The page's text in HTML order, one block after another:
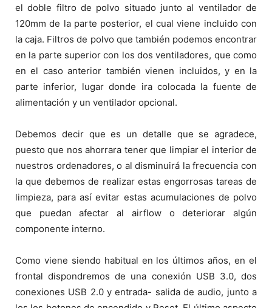
el doble filtro de polvo situado junto al ventilador de
120mm de la parte posterior, el cual viene incluido con
la caja. Filtros de polvo que también podemos encontrar
en la parte superior con los dos ventiladores, que como
en el caso anterior también vienen incluidos, y en la
parte inferior, lugar donde ira colocada la fuente de
alimentación y un ventilador opcional.
Debemos decir que es un detalle que se agradece,
puesto que nos ahorrara tener que limpiar el interior de
nuestros ordenadores, o al disminuirá la frecuencia con
la que debemos de realizar estas engorrosas tareas de
limpieza, para así evitar estas acumulaciones de polvo
que puedan afectar al airflow o deteriorar algún
componente interno.
Como viene siendo habitual en los últimos años, en el
frontal dispondremos de una conexión USB 3.0, dos
conexiones USB 2.0 y entrada- salida de audio, junto a